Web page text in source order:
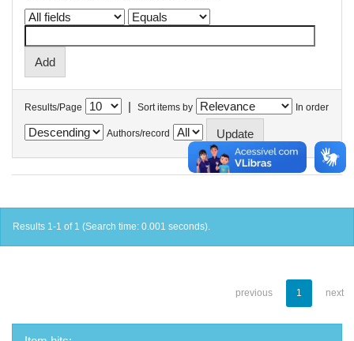
Results/Page | Sort items by In order
Authors/record
Results 1-1 of 1 (Search time: 0.001 seconds).
previous 1 next